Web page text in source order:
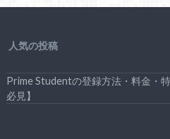
人気の投稿
Prime Studentの登録方法・料金・
必見】